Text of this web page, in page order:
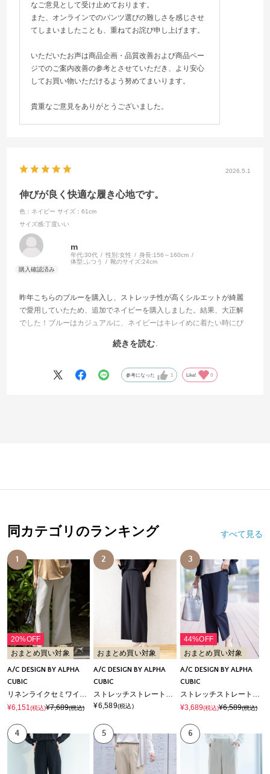
なご意見として受け止めております。
また、オンラインでのパンツ選びの難しさを感じさせ
てしまいましたことも、重ねてお詫び申し上げます。
いただいたお声は商品企画・品質改善および商品ペー
ジでのご案内改善の参考とさせていただき、より安心
してお買い物いただけるよう努めてまいります。
貴重なご意見をありがとうございました。
2026.5.1
伸びが良く快適な履き心地です。
色：ネイビー サイズ：61cm
サイズ感:丁度いい
m
年代:30代 性別:女性 身長:156～160cm
体型: ふつう 靴のサイズ:24cm
昨年こちらのブルーを購入し、ストレッチ性が高くシルエットが綺麗
で愛用していたため、追加でネイビーを購入しました。結果、大正解
でした！ブルーはカジュアルに、ネイビーはキレイめに着たい時にぴ
ニムは生地が柔らかいため、長時間履いていても疲れないところも魅
続きを読む
参考になった 1 Like! 0
同カテゴリのランキング すべて見る
1
20%OFF
おまとめ買い対象
A/C DESIGN BY ALPHA
CUBIC
¥6,151(税込)¥7,689(税込)
2
おまとめ買い対象
A/C DESIGN BY ALPHA
CUBIC
¥6,589(税込)
3
44%OFF
おまとめ買い対象
A/C DESIGN BY ALPHA
CUBIC
¥3,689(税込)¥6,589(税込)
4 5 6